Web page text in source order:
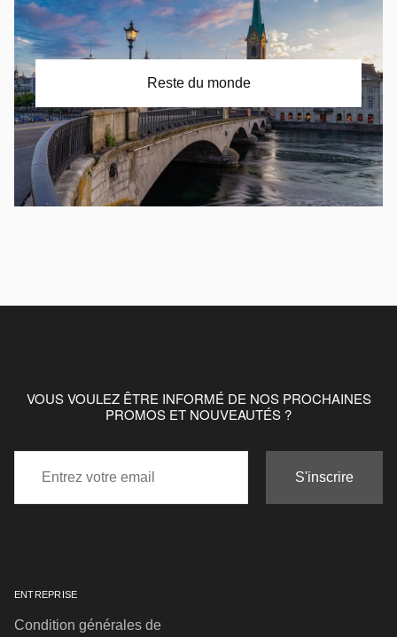
Reste du monde
VOUS VOULEZ ÊTRE INFORMÉ DE NOS PROCHAINES
PROMOS ET NOUVEAUTÉS ?
S'inscrire
ENTREPRISE
Condition générales de